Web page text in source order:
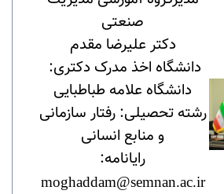
صنعتی
دکتر علیرضا مقدم
دانشگاه اخذ مدرک دکتری:
دانشگاه علامه طباطبایی
رشته تحصیلی: رفتار سازمانی
و منابع انسانی
رایانامه:
moghaddam@semnan.ac.ir